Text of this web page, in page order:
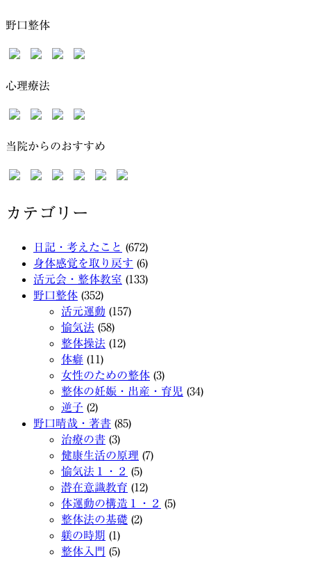
野口整体
心理療法
当院からのおすすめ
カテゴリー
日記・考えたこと (672)
身体感覚を取り戻す (6)
活元会・整体教室 (133)
野口整体 (352)
活元運動 (157)
愉気法 (58)
整体操法 (12)
体癖 (11)
女性のための整体 (3)
整体の妊娠・出産・育児 (34)
逆子 (2)
野口晴哉・著書 (85)
治療の書 (3)
健康生活の原理 (7)
愉気法１・２ (5)
潜在意識教育 (12)
体運動の構造１・２ (5)
整体法の基礎 (2)
躾の時期 (1)
整体入門 (5)